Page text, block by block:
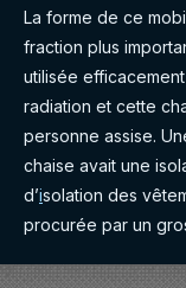
La forme de ce
fraction plus
utilisée
radiation et cette
personne assise.
chaise avait une
d’isolation des
procurée par un